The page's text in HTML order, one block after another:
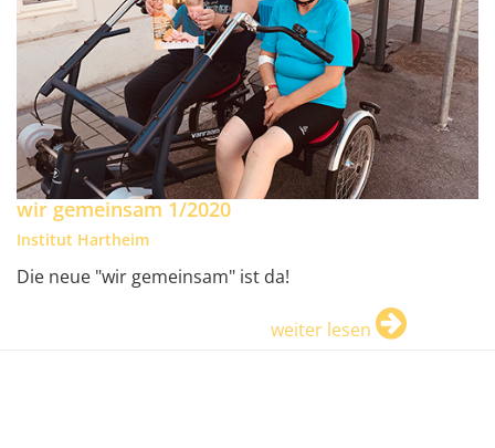
wir gemeinsam 1/2020
Institut Hartheim
Die neue "wir gemeinsam" ist da!
weiter lesen